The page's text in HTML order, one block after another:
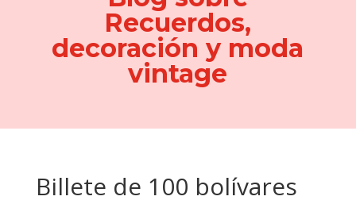
Recuerdos,
decoración y moda
vintage
Billete de 100 bolívares